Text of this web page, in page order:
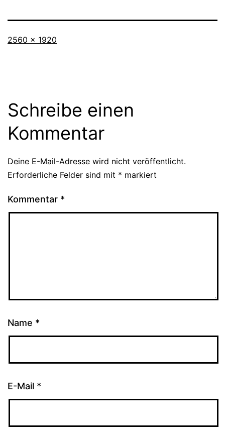
Vollständige
2560 × 1920
Schreibe einen
Kommentar
Deine E-Mail-Adresse wird nicht veröffentlicht.
Erforderliche Felder sind mit * markiert
Kommentar *
Name *
E-Mail *